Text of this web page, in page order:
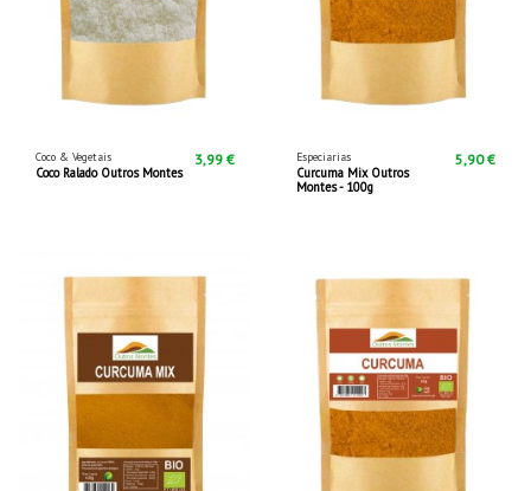
Coco & Vegetais
Coco Ralado Outros Montes
3,99 € Especiarias
Curcuma Mix Outros
Montes - 100g
5,90 €